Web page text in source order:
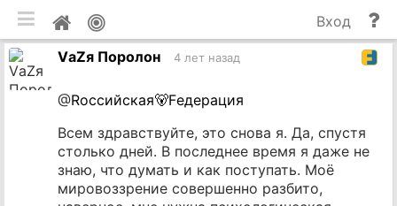
Мой
профиль
и
Вход
VаZя Поролон
4 лет назад
@Rоссийская🐻Fедерация
Всем здравствуйте, это снова я. Да, спустя
столько дней. В последнее время я даже не
знаю, что думать и как поступать. Моё
мировоззрение совершенно разбито,
мобильная версия